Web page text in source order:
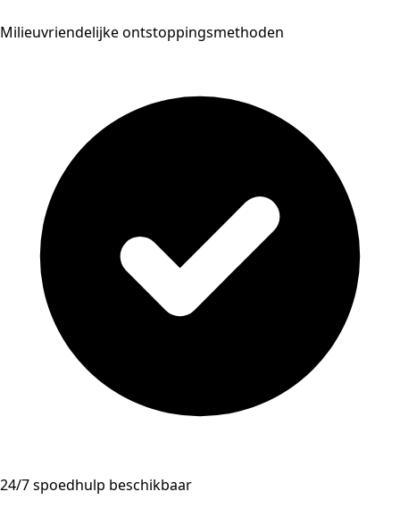
Milieuvriendelijke ontstoppingsmethoden
24/7 spoedhulp beschikbaar